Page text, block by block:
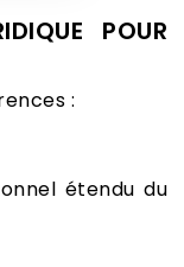
POUR
:
étendu du